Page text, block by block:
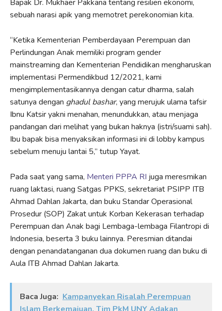
Bapak Dr. Mukhaer Pakkana tentang resilien ekonomi,
sebuah narasi apik yang memotret perekonomian kita.
“Ketika Kementerian Pemberdayaan Perempuan dan
Perlindungan Anak memiliki program gender
mainstreaming dan Kementerian Pendidikan mengharuskan
implementasi Permendikbud 12/2021, kami
mengimplementasikannya dengan catur dharma, salah
satunya dengan ghadul bashar, yang merujuk ulama tafsir
Ibnu Katsir yakni menahan, menundukkan, atau menjaga
pandangan dari melihat yang bukan haknya (istri/suami sah).
Ibu bapak bisa menyaksikan informasi ini di lobby kampus
sebelum menuju lantai 5,” tutup Yayat.
Pada saat yang sama, Menteri PPPA RI juga meresmikan
ruang laktasi, ruang Satgas PPKS, sekretariat PSIPP ITB
Ahmad Dahlan Jakarta, dan buku Standar Operasional
Prosedur (SOP) Zakat untuk Korban Kekerasan terhadap
Perempuan dan Anak bagi Lembaga-lembaga Filantropi di
Indonesia, beserta 3 buku lainnya. Peresmian ditandai
dengan penandatanganan dua dokumen ruang dan buku di
Aula ITB Ahmad Dahlan Jakarta.
Baca Juga: Kampanyekan Risalah Perempuan